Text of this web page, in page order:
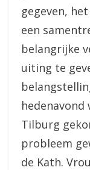
gegeven,
een
belangrijke
uiting te
Tilburg
probleem
de Kath.